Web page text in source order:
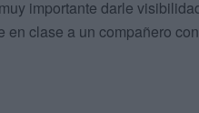
importante darle
clase a un compañero